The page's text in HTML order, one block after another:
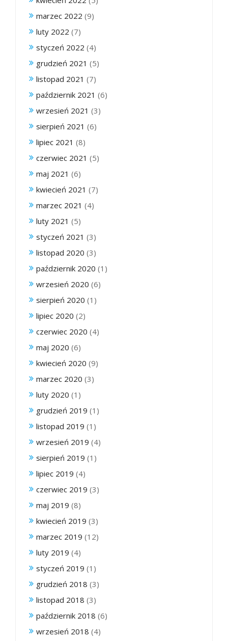
marzec 2022 (9)
luty 2022 (7)
styczeń 2022 (4)
grudzień 2021 (5)
listopad 2021 (7)
październik 2021 (6)
wrzesień 2021 (3)
sierpień 2021 (6)
lipiec 2021 (8)
czerwiec 2021 (5)
maj 2021 (6)
kwiecień 2021 (7)
marzec 2021 (4)
luty 2021 (5)
styczeń 2021 (3)
listopad 2020 (3)
październik 2020 (1)
wrzesień 2020 (6)
sierpień 2020 (1)
lipiec 2020 (2)
czerwiec 2020 (4)
maj 2020 (6)
kwiecień 2020 (9)
marzec 2020 (3)
luty 2020 (1)
grudzień 2019 (1)
listopad 2019 (1)
wrzesień 2019 (4)
sierpień 2019 (1)
lipiec 2019 (4)
czerwiec 2019 (3)
maj 2019 (8)
kwiecień 2019 (3)
marzec 2019 (12)
luty 2019 (4)
styczeń 2019 (1)
grudzień 2018 (3)
listopad 2018 (3)
październik 2018 (6)
wrzesień 2018 (4)